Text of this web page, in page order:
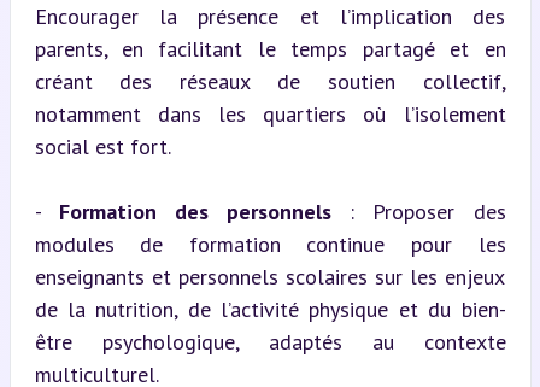
Encourager la présence et l’implication des
parents, en facilitant le temps partagé et en
créant des réseaux de soutien collectif,
notamment dans les quartiers où l’isolement
social est fort.
- Formation des personnels : Proposer des
modules de formation continue pour les
enseignants et personnels scolaires sur les enjeux
de la nutrition, de l’activité physique et du bien-
être psychologique, adaptés au contexte
multiculturel.